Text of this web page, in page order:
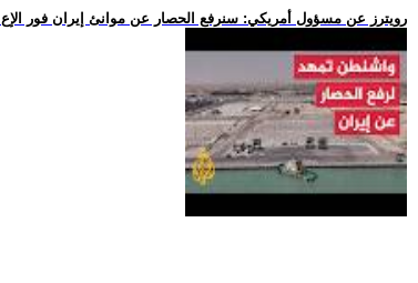
.. رويترز عن مسؤول أمريكي: سنرفع الحصار عن موانئ إيران فور الإع